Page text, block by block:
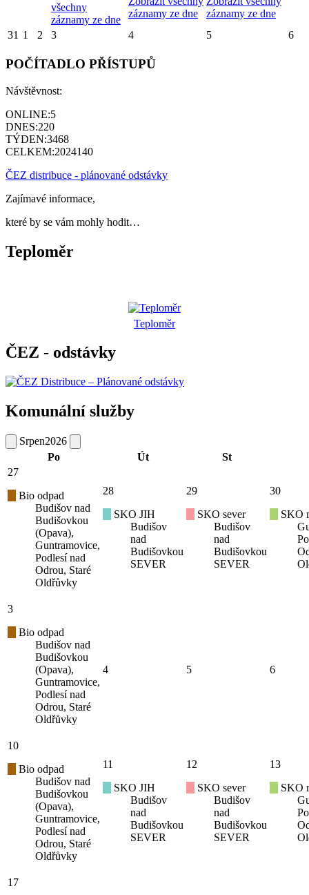
všechny
záznamy ze dne
záznamy ze dne
záznamy ze dne
31 1 2 3 4 5 6
POČÍTADLO PŘÍSTUPŮ
Návštěvnost:
ONLINE:5
DNES:220
TÝDEN:3468
CELKEM:2024140
ČEZ distribuce - plánované odstávky
Zajímavé informace,
které by se vám mohly hodit…
Teploměr
Teploměr
ČEZ - odstávky
Komunální služby
Srpen2026
Po
Út
St
27
Bio odpad
Budišov nad
Budišovkou
(Opava),
Guntramovice,
Podlesí nad
Odrou, Staré
Oldřůvky
28
SKO JIH
Budišov
nad
Budišovkou
SEVER
29
SKO sever
Budišov
nad
Budišovkou
SEVER
30
SKO
3
Bio odpad
Budišov nad
Budišovkou
(Opava),
Guntramovice,
Podlesí nad
Odrou, Staré
Oldřůvky
4 5 6
10
Bio odpad
Budišov nad
Budišovkou
(Opava),
Guntramovice,
Podlesí nad
Odrou, Staré
Oldřůvky
11
SKO JIH
Budišov
nad
Budišovkou
SEVER
12
SKO sever
Budišov
nad
Budišovkou
SEVER
13
SKO
17